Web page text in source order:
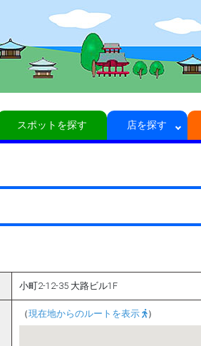
スポットを探す 店を探す
小町2-12-35 大路ビル1F
（現在地からのルートを表示 ）